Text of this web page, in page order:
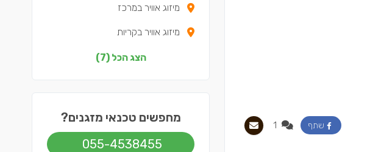
שתף
מיזוג אוויר במרכז
מיזוג אוויר בקריות
מיזוג אוויר בדרום
מיזוג אוויר בשפלה
מיזוג אוויר בתל אביב
הצג הכל (7)
מחפשים טכנאי מזגנים?
055-4538455